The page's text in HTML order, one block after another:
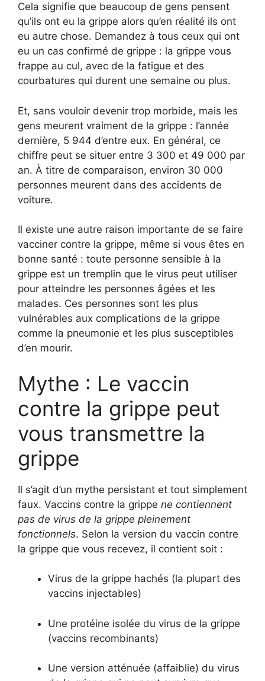
Cela signifie que beaucoup de gens pensent
qu’ils ont eu la grippe alors qu’en réalité ils ont
eu autre chose. Demandez à tous ceux qui ont
eu un cas confirmé de grippe : la grippe vous
frappe au cul, avec de la fatigue et des
courbatures qui durent une semaine ou plus.
Et, sans vouloir devenir trop morbide, mais les
gens meurent vraiment de la grippe : l’année
dernière, 5 944 d’entre eux. En général, ce
chiffre peut se situer entre 3 300 et 49 000 par
an. À titre de comparaison, environ 30 000
personnes meurent dans des accidents de
voiture.
Il existe une autre raison importante de se faire
vacciner contre la grippe, même si vous êtes en
bonne santé : toute personne sensible à la
grippe est un tremplin que le virus peut utiliser
pour atteindre les personnes âgées et les
malades. Ces personnes sont les plus
vulnérables aux complications de la grippe
comme la pneumonie et les plus susceptibles
d’en mourir.
Mythe : Le vaccin
contre la grippe peut
vous transmettre la
grippe
Il s’agit d’un mythe persistant et tout simplement
faux. Vaccins contre la grippe ne contiennent
pas de virus de la grippe pleinement
fonctionnels. Selon la version du vaccin contre
la grippe que vous recevez, il contient soit :
Virus de la grippe hachés (la plupart des
vaccins injectables)
Une protéine isolée du virus de la grippe
(vaccins recombinants)
Une version atténuée (affaiblie) du virus